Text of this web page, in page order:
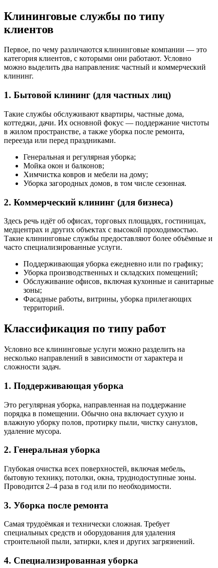
Клининговые службы по типу
клиентов
Первое, по чему различаются клининговые компании — это
категория клиентов, с которыми они работают. Условно
можно выделить два направления: частный и коммерческий
клининг.
1. Бытовой клининг (для частных лиц)
Такие службы обслуживают квартиры, частные дома,
коттеджи, дачи. Их основной фокус — поддержание чистоты
в жилом пространстве, а также уборка после ремонта,
переезда или перед праздниками.
Генеральная и регулярная уборка;
Мойка окон и балконов;
Химчистка ковров и мебели на дому;
Уборка загородных домов, в том числе сезонная.
2. Коммерческий клининг (для бизнеса)
Здесь речь идёт об офисах, торговых площадях, гостиницах,
медцентрах и других объектах с высокой проходимостью.
Такие клининговые службы предоставляют более объёмные и
часто специализированные услуги.
Поддерживающая уборка ежедневно или по графику;
Уборка производственных и складских помещений;
Обслуживание офисов, включая кухонные и санитарные
зоны;
Фасадные работы, витрины, уборка прилегающих
территорий.
Классификация по типу работ
Условно все клининговые услуги можно разделить на
несколько направлений в зависимости от характера и
сложности задач.
1. Поддерживающая уборка
Это регулярная уборка, направленная на поддержание
порядка в помещении. Обычно она включает сухую и
влажную уборку полов, протирку пыли, чистку санузлов,
удаление мусора.
2. Генеральная уборка
Глубокая очистка всех поверхностей, включая мебель,
бытовую технику, потолки, окна, труднодоступные зоны.
Проводится 2–4 раза в год или по необходимости.
3. Уборка после ремонта
Самая трудоёмкая и технически сложная. Требует
специальных средств и оборудования для удаления
строительной пыли, затирки, клея и других загрязнений.
4. Специализированная уборка